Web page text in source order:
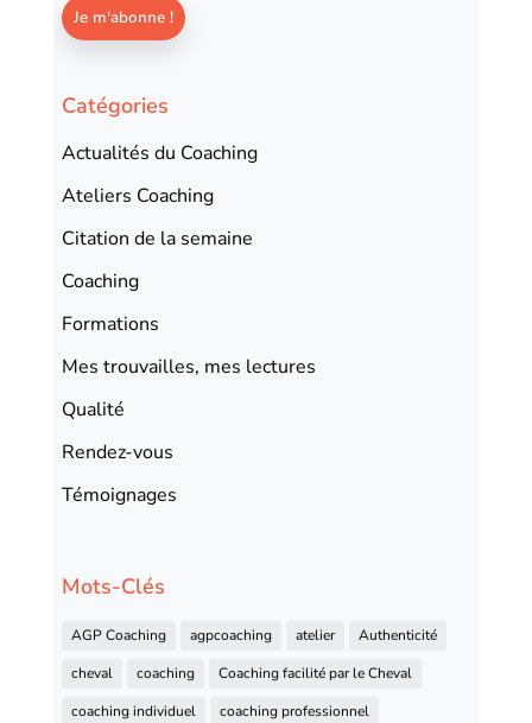
Catégories
Actualités du Coaching
Ateliers Coaching
Citation de la semaine
Coaching
Formations
Mes trouvailles, mes lectures
Qualité
Rendez-vous
Témoignages
Mots-Clés
AGP Coaching agpcoaching atelier
Authenticité
cheval
coaching
Coaching facilité par le Cheval
coaching individuel
coaching professionnel